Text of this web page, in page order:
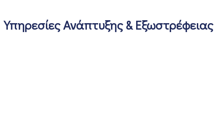
Υπηρεσίες Ανάπτυξης & Εξωστρέφειας